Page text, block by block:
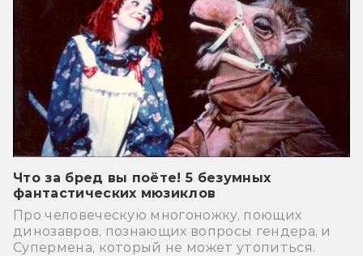
Что за бред вы поёте! 5 безумных
фантастических мюзиклов
Про человеческую многоножку, поющих
динозавров, познающих вопросы гендера, и
Супермена, который не может утопиться.